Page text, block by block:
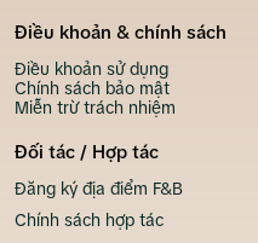
Điều khoản & chính sách
Điều khoản sử dụng
Chính sách bảo mật
Miễn trừ trách nhiệm
Đối tác / Hợp tác
Đăng ký địa điểm F&B
Chính sách hợp tác